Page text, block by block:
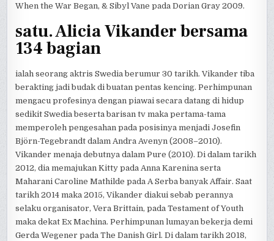
When the War Began, & Sibyl Vane pada Dorian Gray 2009.
satu. Alicia Vikander bersama
134 bagian
ialah seorang aktris Swedia berumur 30 tarikh. Vikander tiba
berakting jadi budak di buatan pentas kencing. Perhimpunan
mengacu profesinya dengan piawai secara datang di hidup
sedikit Swedia beserta barisan tv maka pertama-tama
memperoleh pengesahan pada posisinya menjadi Josefin
Björn-Tegebrandt dalam Andra Avenyn (2008–2010).
Vikander menaja debutnya dalam Pure (2010). Di dalam tarikh
2012, dia memajukan Kitty pada Anna Karenina serta
Maharani Caroline Mathilde pada A Serba banyak Affair. Saat
tarikh 2014 maka 2015, Vikander diakui sebab perannya
selaku organisator, Vera Brittain, pada Testament of Youth
maka dekat Ex Machina. Perhimpunan lumayan bekerja demi
Gerda Wegener pada The Danish Girl. Di dalam tarikh 2018,